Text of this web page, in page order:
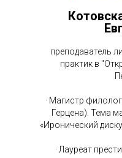
преподаватель
практик в
· Магистр
Герцена). Тема
«Иронический
· Лауреат